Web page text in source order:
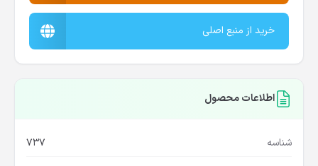
خرید از منبع اصلی
اطلاعات محصول
شناسه 737